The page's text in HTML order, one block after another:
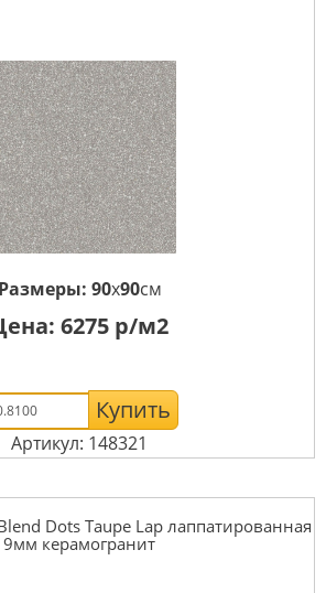
Размеры: 90x90см
6275 р/м2
Купить
Артикул: 148321
Dots Taupe Lap лаппатированная
9мм керамогранит